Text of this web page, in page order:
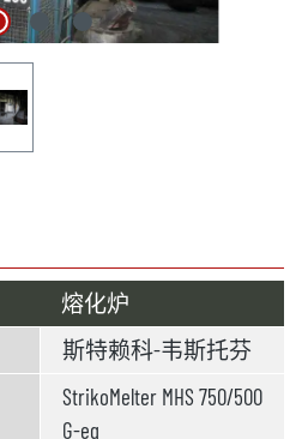
熔化炉
斯特赖科-韦斯托芬
StrikoMelter MHS 750/500
G-eg